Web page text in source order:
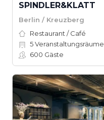
SPINDLER&KLATT
Berlin / Kreuzberg
Restaurant / Café
5Veranstaltungsräume
600 Gäste